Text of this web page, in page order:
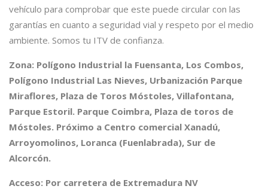
vehículo para comprobar que este puede circular con las
garantías en cuanto a seguridad vial y respeto por el medio
ambiente. Somos tu ITV de confianza.
Zona: Polígono Industrial la Fuensanta, Los Combos,
Polígono Industrial Las Nieves, Urbanización Parque
Miraflores, Plaza de Toros Móstoles, Villafontana,
Parque Estoril. Parque Coimbra, Plaza de toros de
Móstoles. Próximo a Centro comercial Xanadú,
Arroyomolinos, Loranca (Fuenlabrada), Sur de
Alcorcón.
Acceso: Por carretera de Extremadura NV